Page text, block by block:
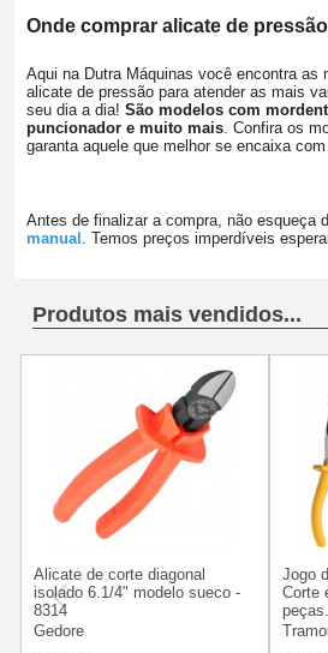
Onde comprar alicate de
Aqui na Dutra Máquinas você encontra as
alicate de pressão para atender as mais
seu dia a dia! São modelos com
puncionador e muito mais. Confira os
garanta aquele que melhor se encaixa
Antes de finalizar a compra, não esqueça
manual . Temos preços imperdíveis
Produtos mais vendidos...
Alicate de corte diagonal
isolado 6.1/4" modelo sueco -
8314
Gedore
Jogo
Corte